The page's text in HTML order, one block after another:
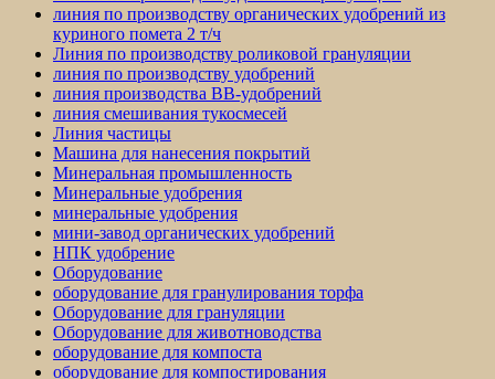
линия по производству органических удобрений из
куриного помета 2 т/ч
Линия по производству роликовой грануляции
линия по производству удобрений
линия производства BB-удобрений
линия смешивания тукосмесей
Линия частицы
Машина для нанесения покрытий
Минеральная промышленность
Минеральные удобрения
минеральные удобрения
мини-завод органических удобрений
НПК удобрение
Оборудование
оборудование для гранулирования торфа
Оборудование для грануляции
Оборудование для животноводства
оборудование для компоста
оборудование для компостирования